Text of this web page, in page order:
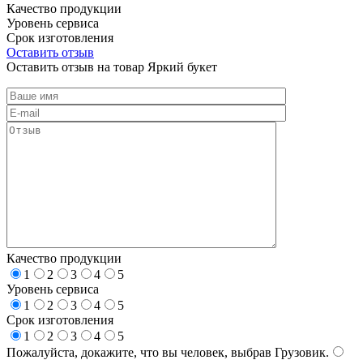
Качество продукции
Уровень сервиса
Срок изготовления
Оставить отзыв
Оставить отзыв на товар Яркий букет
Качество продукции
1
2 3 4
5
Уровень сервиса
1
2 3 4
5
Срок изготовления
1
2 3 4
5
Пожалуйста, докажите, что вы человек, выбрав Грузовик.